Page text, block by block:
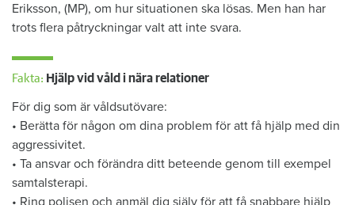
Eriksson, (MP), om hur situationen ska lösas. Men han har
trots flera påtryckningar valt att inte svara.
Fakta: Hjälp vid våld i nära relationer
För dig som är våldsutövare:
• Berätta för någon om dina problem för att få hjälp med din
aggressivitet.
• Ta ansvar och förändra ditt beteende genom till exempel
samtalsterapi.
• Ring polisen och anmäl dig själv för att få snabbare hjälp